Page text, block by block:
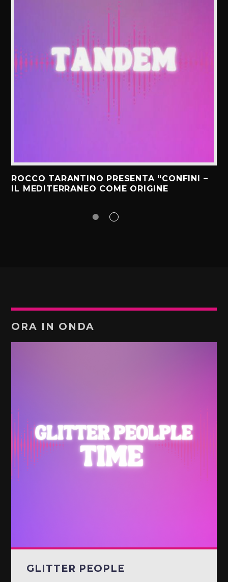
ROCCO TARANTINO PRESENTA “CONFINI –
IL MEDITERRANEO COME ORIGINE
ORA IN ONDA
GLITTER PEOPLE